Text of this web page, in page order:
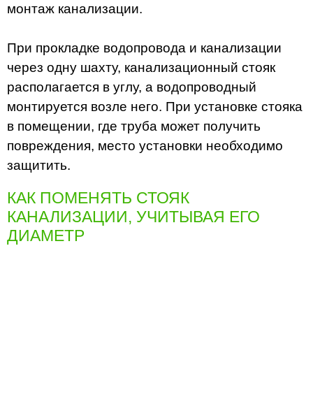
монтаж канализации.
При прокладке водопровода и канализации
через одну шахту, канализационный стояк
располагается в углу, а водопроводный
монтируется возле него. При установке стояка
в помещении, где труба может получить
повреждения, место установки необходимо
защитить.
КАК ПОМЕНЯТЬ СТОЯК
КАНАЛИЗАЦИИ, УЧИТЫВАЯ ЕГО
ДИАМЕТР